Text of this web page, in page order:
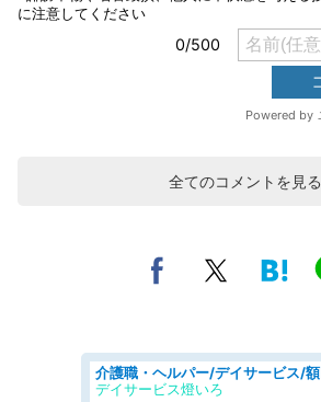
全てのコメントを見る
デイサービス燈いろ